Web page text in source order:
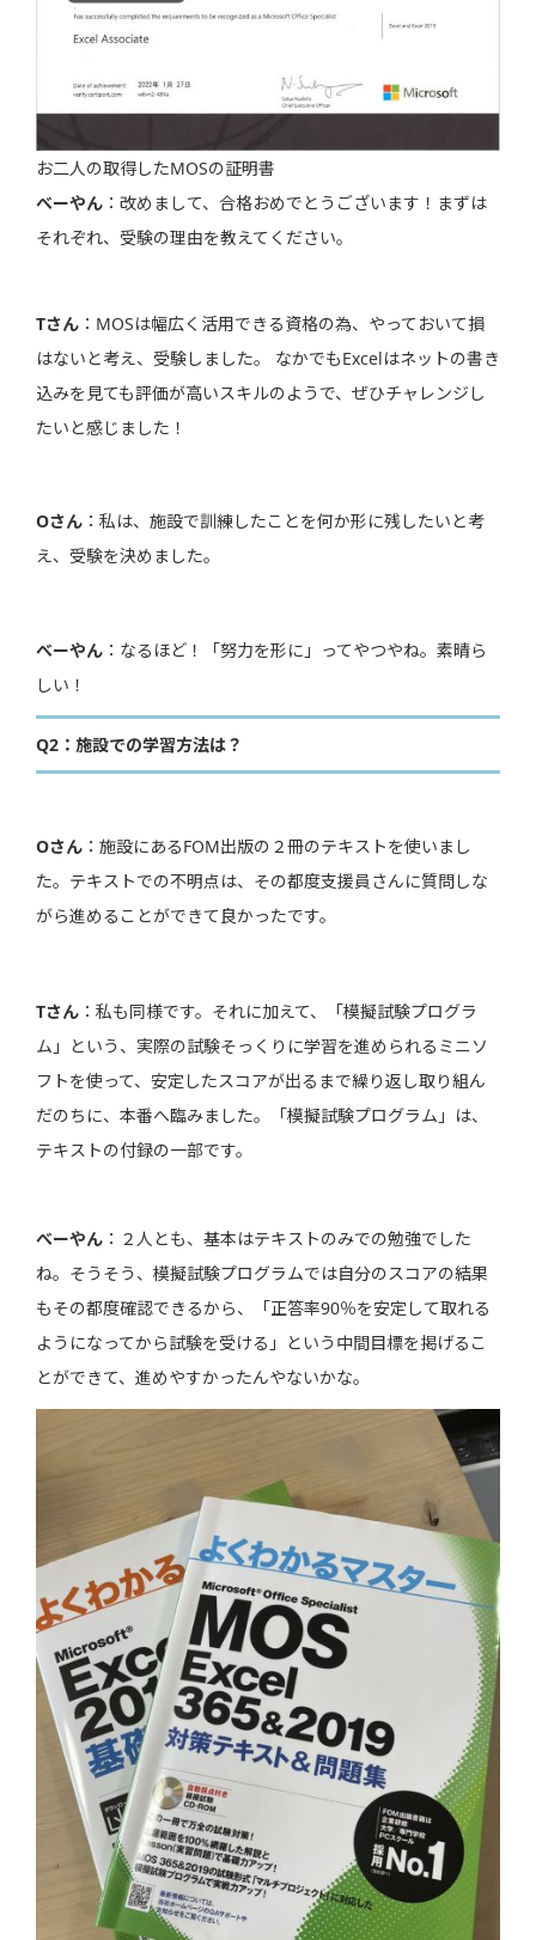
お二人の取得したMOSの証明書
べーやん ：改めまして、合格おめでとうございます！まずは
それぞれ、受験の理由を教えてください。
Tさん ：MOSは幅広く活用できる資格の為、やっておいて損
はないと考え、受験しました。 なかでもExcelはネットの書き
込みを見ても評価が高いスキルのようで、ぜひチャレンジし
たいと感じました！
Oさん ：私は、施設で訓練したことを何か形に残したいと考
え、受験を決めました。
べーやん ：なるほど！「努力を形に」ってやつやね。素晴ら
しい！
Q2：施設での学習方法は？
Oさん ：施設にあるFOM出版の２冊のテキストを使いまし
た。テキストでの不明点は、その都度支援員さんに質問しな
がら進めることができて良かったです。
Tさん ：私も同様です。それに加えて、「模擬試験プログラ
ム」という、実際の試験そっくりに学習を進められるミニソ
フトを使って、安定したスコアが出るまで繰り返し取り組ん
だのちに、本番へ臨みました。「模擬試験プログラム」は、
テキストの付録の一部です。
べーやん ：２人とも、基本はテキストのみでの勉強でした
ね。そうそう、模擬試験プログラムでは自分のスコアの結果
もその都度確認できるから、「正答率90％を安定して取れる
ようになってから試験を受ける」という中間目標を掲げるこ
とができて、進めやすかったんやないかな。